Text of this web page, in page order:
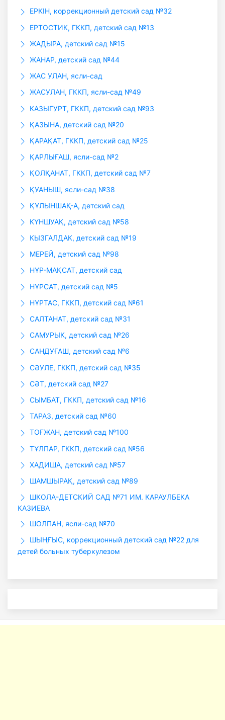
ЕРКІН, коррекционный детский сад №32
ЕРТОСТИК, ГККП, детский сад №13
ЖАДЫРА, детский сад №15
ЖАНАР, детский сад №44
ЖАС УЛАН, ясли-сад
ЖАСУЛАН, ГККП, ясли-сад №49
КАЗЫГУРТ, ГККП, детский сад №93
ҚАЗЫНА, детский сад №20
ҚАРАҚАТ, ГККП, детский сад №25
ҚАРЛЫҒАШ, ясли-сад №2
ҚОЛҚАНАТ, ГККП, детский сад №7
ҚУАНЫШ, ясли-сад №38
ҚҰЛЫНШАҚ-А, детский сад
КҮНШУАҚ, детский сад №58
КЫЗГАЛДАК, детский сад №19
МЕРЕЙ, детский сад №98
НҰР-МАҚСАТ, детский сад
НҰРСАТ, детский сад №5
НҰРТАС, ГККП, детский сад №61
САЛТАНАТ, детский сад №31
САМУРЫК, детский сад №26
САНДУҒАШ, детский сад №6
СӘУЛЕ, ГККП, детский сад №35
СӘТ, детский сад №27
СЫМБАТ, ГККП, детский сад №16
ТАРАЗ, детский сад №60
ТОҒЖАН, детский сад №100
ТҰЛПАР, ГККП, детский сад №56
ХАДИША, детский сад №57
ШАМШЫРАҚ, детский сад №89
ШКОЛА-ДЕТСКИЙ САД №71 ИМ. КАРАУЛБЕКА
КАЗИЕВА
ШОЛПАН, ясли-сад №70
ШЫҢҒЫС, коррекционный детский сад №22 для
детей больных туберкулезом